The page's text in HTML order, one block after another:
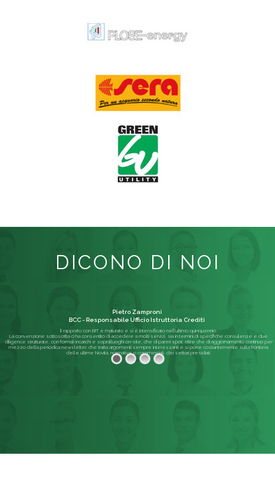
DICONO DI NOI
Il rapporto con BIT è maturato e si è intensificato nell'ultimo quinquennio.
La convenzione sottoscritta ci ha consentito di accedere a molti servizi, sia in termini di specifiche consulenze e due
diligence strutturate, con formali incarichi e sopralluoghi on-site, che di pareri spot; oltre che di aggiornamento continuo per
mezzo della periodica newsletter, che tratta argomenti sempre interessanti e si pone costantemente sulla frontiera
delle ultime Novità, normative o commerciali, dei settori presidiati.
Pietro Zamproni
BCC - Responsabile Ufficio Istruttoria Crediti
Leggi di più